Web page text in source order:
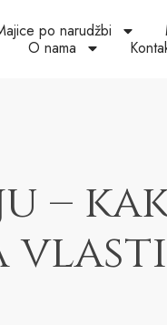
po narudžbi
O nama
–